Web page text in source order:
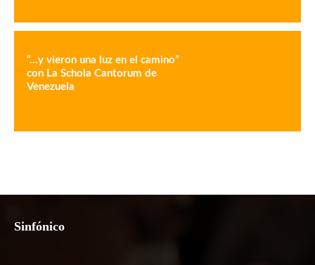
“…y vieron una luz en el camino”
con La Schola Cantorum de
Venezuela
Sinfónico